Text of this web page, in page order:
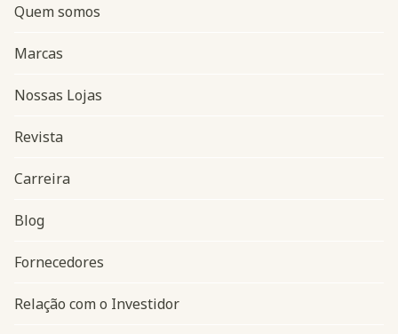
Navegação do rodapé
Quem somos
Marcas
Nossas Lojas
Revista
Carreira
Blog
Fornecedores
Relação com o Investidor